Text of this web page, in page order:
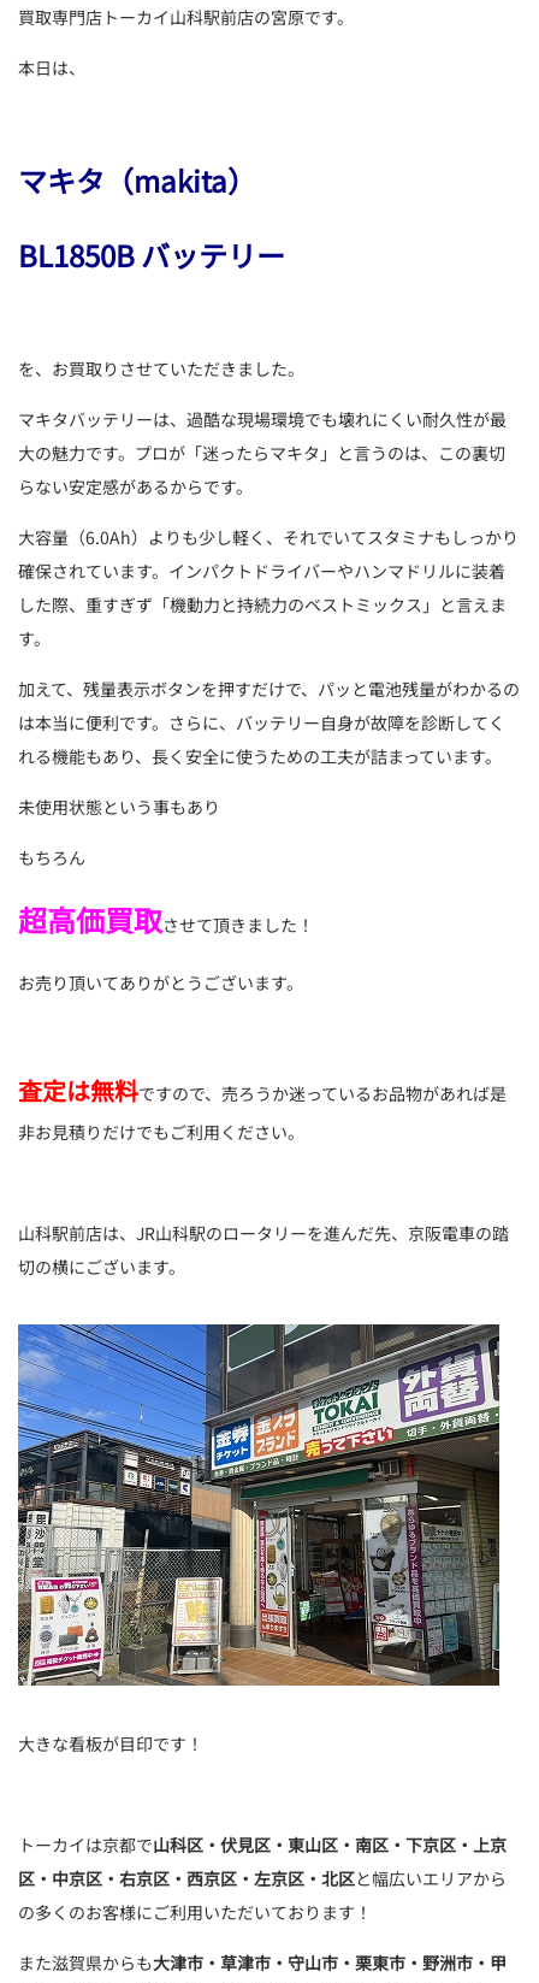
買取専門店トーカイ山科駅前店の宮原です。
本日は、
マキタ（makita）
BL1850B バッテリー
を、お買取りさせていただきました。
マキタバッテリーは、過酷な現場環境でも壊れにくい耐久性が最
大の魅力です。プロが「迷ったらマキタ」と言うのは、この裏切
らない安定感があるからです。
大容量（6.0Ah）よりも少し軽く、それでいてスタミナもしっかり
確保されています。インパクトドライバーやハンマドリルに装着
した際、重すぎず「機動力と持続力のベストミックス」と言えま
す。
加えて、残量表示ボタンを押すだけで、パッと電池残量がわかるの
は本当に便利です。さらに、バッテリー自身が故障を診断してく
れる機能もあり、長く安全に使うための工夫が詰まっています。
未使用状態という事もあり
もちろん
超高価買取させて頂きました！
お売り頂いてありがとうございます。
査定は無料ですので、売ろうか迷っているお品物があれば是
非お見積りだけでもご利用ください。
山科駅前店は、JR山科駅のロータリーを進んだ先、京阪電車の踏
切の横にございます。
大きな看板が目印です！
トーカイは京都で山科区・伏見区・東山区・南区・下京区・上京
区・中京区・右京区・西京区・左京区・北区と幅広いエリアから
の多くのお客様にご利用いただいております！
また滋賀県からも大津市・草津市・守山市・栗東市・野洲市・甲